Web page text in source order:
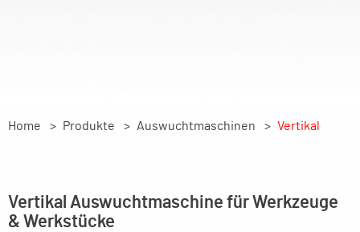
Home Produkte Auswuchtmaschinen Vertikal
Vertikal Auswuchtmaschine für Werkzeuge
& Werkstücke